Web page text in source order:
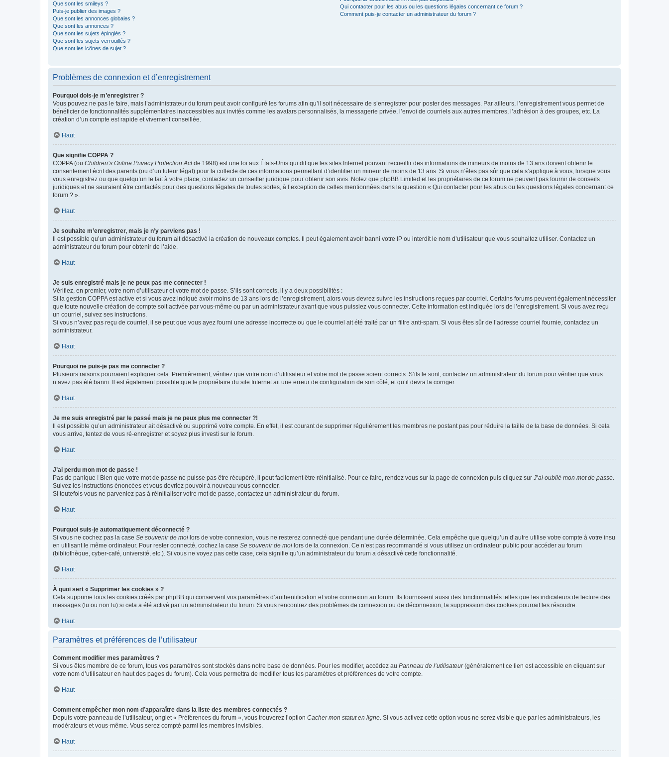
Que sont les smileys ?
Puis-je publier des images ?
Que sont les annonces globales ?
Que sont les annonces ?
Que sont les sujets épinglés ?
Que sont les sujets verrouillés ?
Que sont les icônes de sujet ?
Qui contacter pour les abus ou les questions légales concernant ce forum ?
Comment puis-je contacter un administrateur du forum ?
Problèmes de connexion et d’enregistrement
Pourquoi dois-je m’enregistrer ?
Vous pouvez ne pas le faire, mais l’administrateur du forum peut avoir configuré les forums afin qu’il soit nécessaire de s’enregistrer pour poster des messages. Par ailleurs, l’enregistrement vous permet de
bénéficier de fonctionnalités supplémentaires inaccessibles aux invités comme les avatars personnalisés, la messagerie privée, l’envoi de courriels aux autres membres, l’adhésion à des groupes, etc. La
création d’un compte est rapide et vivement conseillée.
Haut
Que signifie COPPA ?
COPPA (ou Children’s Online Privacy Protection Actde 1998) est une loi aux États-Unis qui dit que les sites Internet pouvant recueillir des informations de mineurs de moins de 13 ans doivent obtenir le
consentement écrit des parents (ou d’un tuteur légal) pour la collecte de ces informations permettant d’identifier un mineur de moins de 13 ans. Si vous n’êtes pas sûr que cela s’applique à vous, lorsque vous
vous enregistrez ou que quelqu’un le fait à votre place, contactez un conseiller juridique pour obtenir son avis. Notez que phpBB Limited et les propriétaires de ce forum ne peuvent pas fournir de conseils
juridiques et ne sauraient être contactés pour des questions légales de toutes sortes, à l’exception de celles mentionnées dans la question « Qui contacter pour les abus ou les questions légales concernant ce
forum ? ».
Haut
Je souhaite m’enregistrer, mais je n’y parviens pas !
Il est possible qu’un administrateur du forum ait désactivé la création de nouveaux comptes. Il peut également avoir banni votre IP ou interdit le nom d’utilisateur que vous souhaitez utiliser. Contactez un
administrateur du forum pour obtenir de l’aide.
Haut
Je suis enregistré mais je ne peux pas me connecter !
Vérifiez, en premier, votre nom d’utilisateur et votre mot de passe. S’ils sont corrects, il y a deux possibilités :
Si la gestion COPPA est active et si vous avez indiqué avoir moins de 13 ans lors de l’enregistrement, alors vous devrez suivre les instructions reçues par courriel. Certains forums peuvent également nécessiter
que toute nouvelle création de compte soit activée par vous-même ou par un administrateur avant que vous puissiez vous connecter. Cette information est indiquée lors de l’enregistrement. Si vous avez reçu
un courriel, suivez ses instructions.
Si vous n’avez pas reçu de courriel, il se peut que vous ayez fourni une adresse incorrecte ou que le courriel ait été traité par un filtre anti-spam. Si vous êtes sûr de l’adresse courriel fournie, contactez un
administrateur.
Haut
Pourquoi ne puis-je pas me connecter ?
Plusieurs raisons pourraient expliquer cela. Premièrement, vérifiez que votre nom d’utilisateur et votre mot de passe soient corrects. S’ils le sont, contactez un administrateur du forum pour vérifier que vous
n’avez pas été banni. Il est également possible que le propriétaire du site Internet ait une erreur de configuration de son côté, et qu’il devra la corriger.
Haut
Je me suis enregistré par le passé mais je ne peux plus me connecter ?!
Il est possible qu’un administrateur ait désactivé ou supprimé votre compte. En effet, il est courant de supprimer régulièrement les membres ne postant pas pour réduire la taille de la base de données. Si cela
vous arrive, tentez de vous ré-enregistrer et soyez plus investi sur le forum.
Haut
J’ai perdu mon mot de passe !
Pas de panique ! Bien que votre mot de passe ne puisse pas être récupéré, il peut facilement être réinitialisé. Pour ce faire, rendez vous sur la page de connexion puis cliquez sur J’ai oublié mon mot de passe
Suivez les instructions énoncées et vous devriez pouvoir à nouveau vous connecter.
Si toutefois vous ne parveniez pas à réinitialiser votre mot de passe, contactez un administrateur du forum.
Haut
Pourquoi suis-je automatiquement déconnecté ?
Si vous ne cochez pas la case Se souvenir de moi lors de votre connexion, vous ne resterez connecté que pendant une durée déterminée. Cela empêche que quelqu’un d’autre utilise votre compte à votre insu
en utilisant le même ordinateur. Pour rester connecté, cochez la case Se souvenir de moi lors de la connexion. Ce n’est pas recommandé si vous utilisez un ordinateur public pour accéder au forum
(bibliothèque, cyber-café, université, etc.). Si vous ne voyez pas cette case, cela signifie qu’un administrateur du forum a désactivé cette fonctionnalité.
Haut
À quoi sert « Supprimer les cookies » ?
Cela supprime tous les cookies créés par phpBB qui conservent vos paramètres d’authentification et votre connexion au forum. Ils fournissent aussi des fonctionnalités telles que les indicateurs de lecture des
messages (lu ou non lu) si cela a été activé par un administrateur du forum. Si vous rencontrez des problèmes de connexion ou de déconnexion, la suppression des cookies pourrait les résoudre.
Haut
Paramètres et préférences de l’utilisateur
Comment modifier mes paramètres ?
Si vous êtes membre de ce forum, tous vos paramètres sont stockés dans notre base de données. Pour les modifier, accédez au Panneau de l’utilisateur(généralement ce lien est accessible en cliquant sur
votre nom d’utilisateur en haut des pages du forum). Cela vous permettra de modifier tous les paramètres et préférences de votre compte.
Haut
Comment empêcher mon nom d’apparaître dans la liste des membres connectés ?
Depuis votre panneau de l’utilisateur, onglet « Préférences du forum », vous trouverez l’option Cacher mon statut en ligne . Si vous activez cette option vous ne serez visible que par les administrateurs, les
modérateurs et vous-même. Vous serez compté parmi les membres invisibles.
Haut